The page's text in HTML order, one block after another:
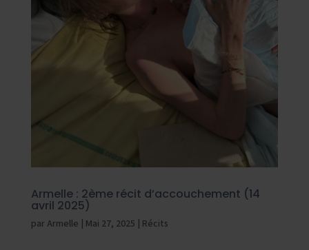
Armelle : 2ème récit d’accouchement (14
avril 2025)
par Armelle Mai 27, 2025 Récits